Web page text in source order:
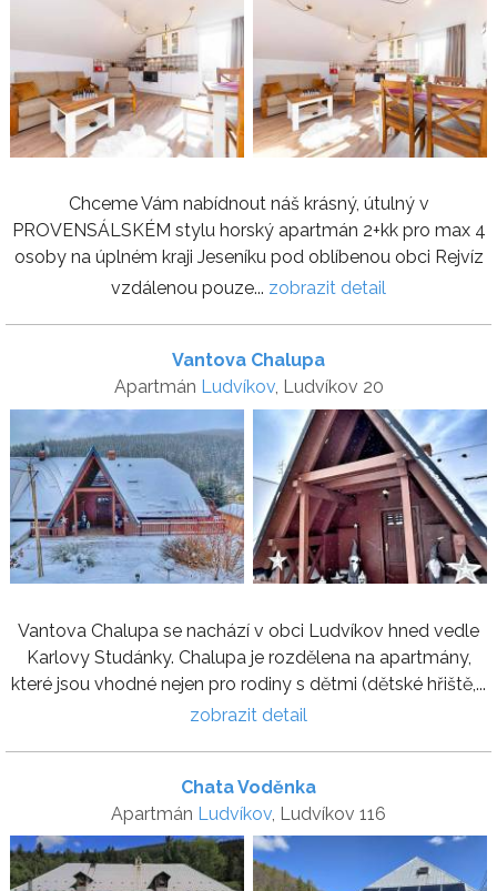
Chceme Vám nabídnout náš krásný, útulný v
PROVENSÁLSKÉM stylu horský apartmán 2+kk pro max 4
osoby na úplném kraji Jeseníku pod oblíbenou obci Rejvíz
vzdálenou pouze... zobrazit detail
Vantova Chalupa
Apartmán Ludvíkov, Ludvíkov 20
Vantova Chalupa se nachází v obci Ludvíkov hned vedle
Karlovy Studánky. Chalupa je rozdělena na apartmány,
které jsou vhodné nejen pro rodiny s dětmi (dětské hřiště,...
zobrazit detail
Chata Voděnka
Apartmán Ludvíkov , Ludvíkov 116